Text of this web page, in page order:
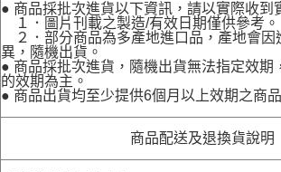
● 商品採批次進貨以下資訊，請以實際收到
１．圖片刊載之製造/有效日期僅供參考。
２．部分商品為多產地進口品，產地會因
異，隨機出貨。
● 商品採批次進貨，隨機出貨無法指定效期
的效期為主。
● 商品出貨均至少提供6個月以上效期之商品
商品配送及退換貨說明